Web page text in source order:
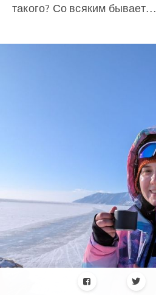
такого? Со всяким бывает…